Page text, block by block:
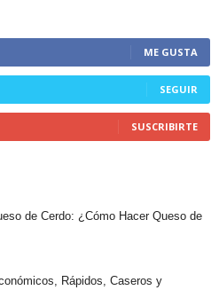
ME GUSTA
SEGUIR
SUSCRIBIRTE
de Cerdo: ¿Cómo Hacer Queso de
Rápidos, Caseros y